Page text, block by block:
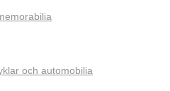
och automobilia